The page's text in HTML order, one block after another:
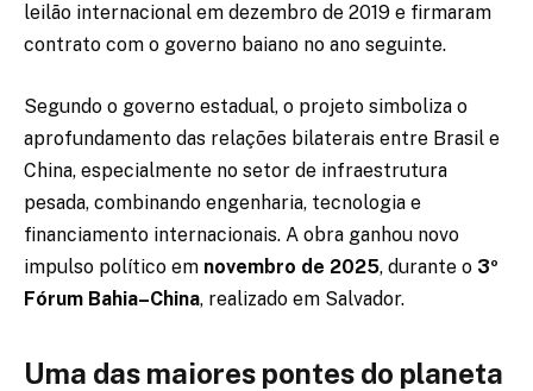
leilão internacional em dezembro de 2019 e firmaram
contrato com o governo baiano no ano seguinte.
Segundo o governo estadual, o projeto simboliza o
aprofundamento das relações bilaterais entre Brasil e
China, especialmente no setor de infraestrutura
pesada, combinando engenharia, tecnologia e
financiamento internacionais. A obra ganhou novo
impulso político em novembro de 2025, durante o 3º
Fórum Bahia–China, realizado em Salvador.
Uma das maiores pontes do planeta